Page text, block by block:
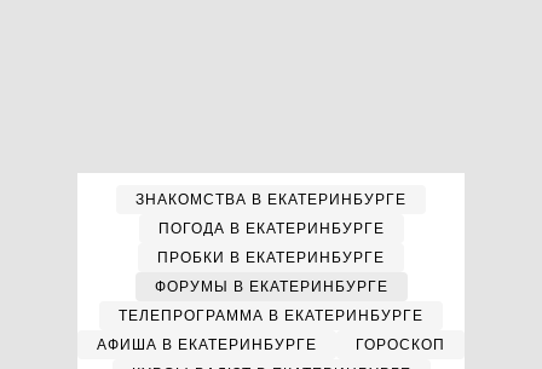
ЗНАКОМСТВА В ЕКАТЕРИНБУРГЕ
ПОГОДА В ЕКАТЕРИНБУРГЕ
ПРОБКИ В ЕКАТЕРИНБУРГЕ
ФОРУМЫ В ЕКАТЕРИНБУРГЕ
ТЕЛЕПРОГРАММА В ЕКАТЕРИНБУРГЕ
АФИША В ЕКАТЕРИНБУРГЕ
ГОРОСКОП